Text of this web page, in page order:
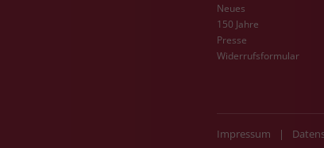
Neues
150 Jahre
Presse
Widerrufsformular
Impressum |